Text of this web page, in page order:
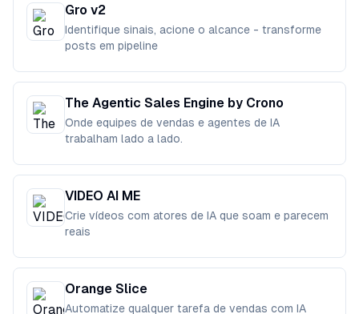
Gro v2
Identifique sinais, acione o alcance - transforme
posts em pipeline
The Agentic Sales Engine by Crono
Onde equipes de vendas e agentes de IA
trabalham lado a lado.
VIDEO AI ME
Crie vídeos com atores de IA que soam e parecem
reais
Orange Slice
Automatize qualquer tarefa de vendas com IA